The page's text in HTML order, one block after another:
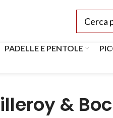
PADELLE E PENTOLE
&